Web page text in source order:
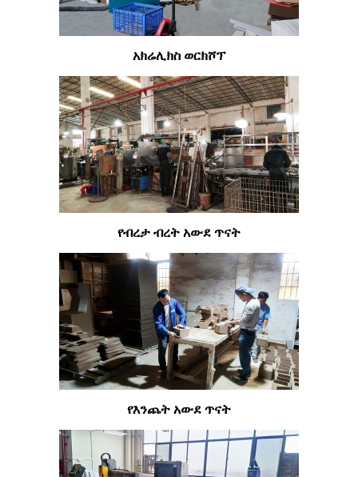
አክሬሊክስ ወርክሾፕ
የብረታ ብረት አውደ ጥናት
የእንጨት አውደ ጥናት